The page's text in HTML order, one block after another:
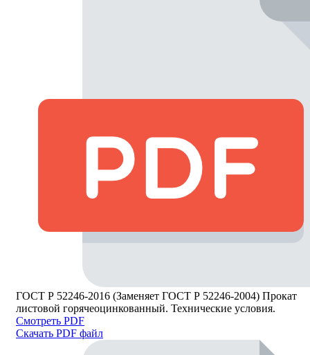
ГОСТ Р 52246-2016 (Заменяет ГОСТ Р 52246-2004) Прокат
листовой горячеоцинкованный. Технические условия.
Смотреть PDF
Скачать PDF файл